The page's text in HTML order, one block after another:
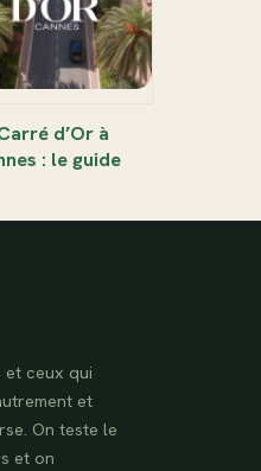
d’Or à
: le guide
ceux qui
et
On teste le
et on